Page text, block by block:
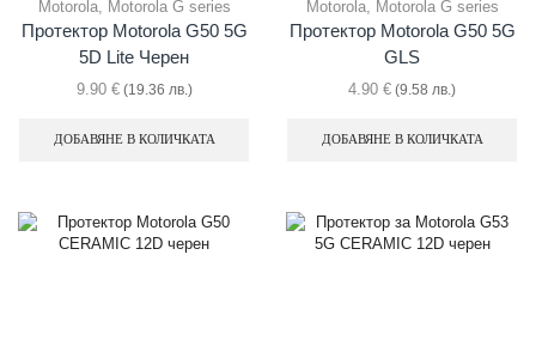
Motorola, Motorola G series
Протектор Motorola G50 5G
5D Lite Черен
9.90 €(19.36 лв.)
ДОБАВЯНЕ В КОЛИЧКАТА
Motorola, Motorola G series
Протектор Motorola G50 5G
GLS
4.90 € (9.58 лв.)
ДОБАВЯНЕ В КОЛИЧКАТА